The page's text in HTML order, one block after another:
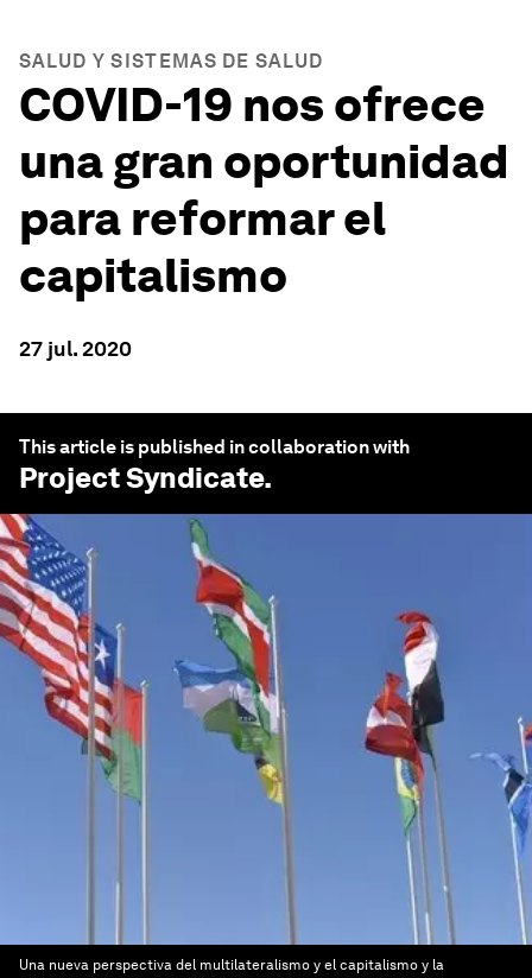
SALUD Y SISTEMAS DE SALUD
COVID-19 nos ofrece
una gran oportunidad
para reformar el
capitalismo
27 jul. 2020
This article is published in collaboration with
Project Syndicate.
Una nueva perspectiva del multilateralismo y el capitalismo y la